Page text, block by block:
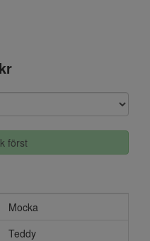
först
Mocka
Teddy